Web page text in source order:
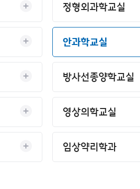
정형외과학교실
안과학교실
방사선종양학교실
영상의학교실
임상약리학과